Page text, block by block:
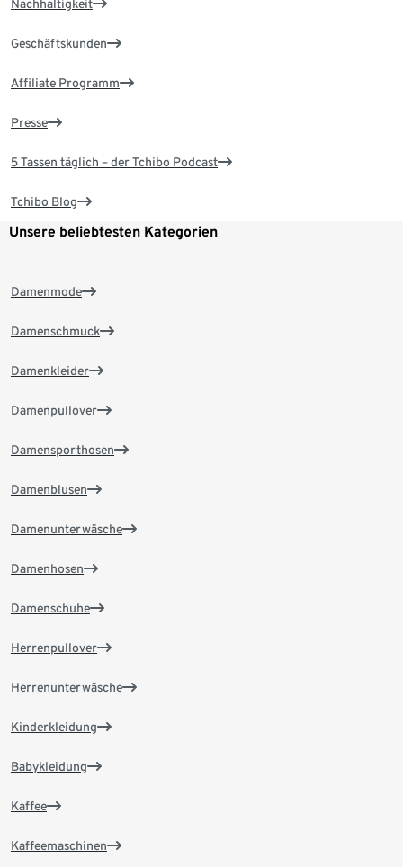
Nachhaltigkeit
Geschäftskunden
Affiliate Programm
Presse
5 Tassen täglich – der Tchibo Podcast
Tchibo Blog
Unsere beliebtesten Kategorien
Damenmode
Damenschmuck
Damenkleider
Damenpullover
Damensporthosen
Damenblusen
Damenunterwäsche
Damenhosen
Damenschuhe
Herrenpullover
Herrenunterwäsche
Kinderkleidung
Babykleidung
Kaffee
Kaffeemaschinen